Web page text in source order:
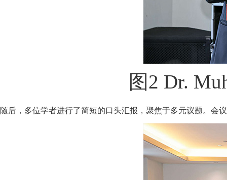
图2 Dr.
随后，多位学者进行了简短的口头汇报，聚焦于多元议题。会